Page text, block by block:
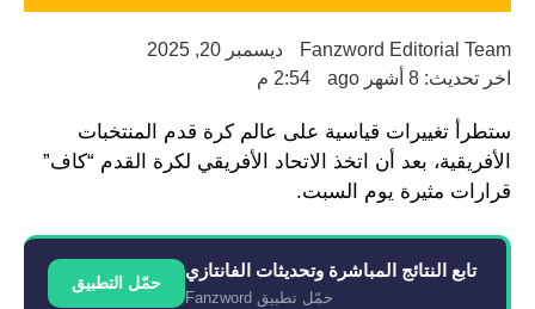
Fanzword Editorial Team
ديسمبر 20, 2025
اخر تحديث: 8 أشهر ago
2:54 م
ستطرأ تغييرات قياسية على عالم كرة قدم المنتخبات
الأفريقية، بعد أن اتخذ الاتحاد الأفريقي لكرة القدم “كاف”
قرارات مثيرة يوم السبت.
تابع النتائج المباشرة وتحديثات الفانتازي
حمّل تطبيق Fanzword
حمّل التطبيق